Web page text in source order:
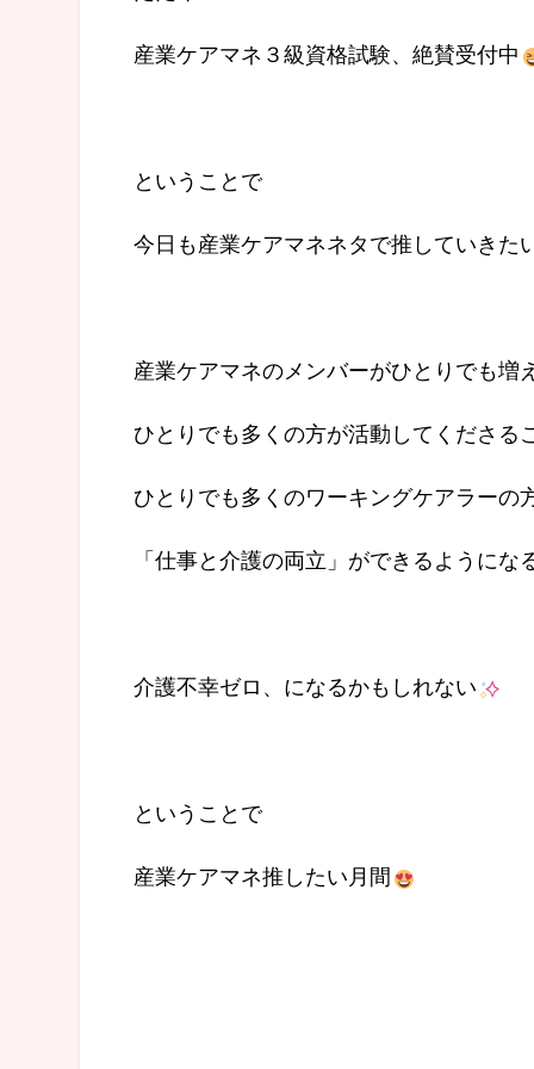
産業ケアマネ３級資格試験、絶賛受付中
ということで
今日も産業ケアマネネタで推していきた
産業ケアマネのメンバーがひとりでも増
ひとりでも多くの方が活動してくださる
ひとりでも多くのワーキングケアラーの
「仕事と介護の両立」ができるようにな
介護不幸ゼロ、になるかもしれない
ということで
産業ケアマネ推したい月間